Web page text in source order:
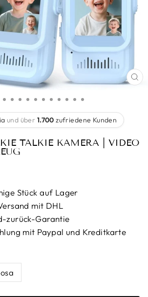
und über 1.700 zufriedene Kunden
TALKIE KAMERA | VIDEO
Stück auf Lager
mit DHL
zurück-Garantie
mit Paypal und Kreditkarte